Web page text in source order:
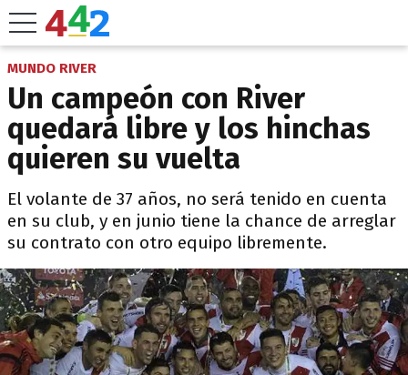
MUNDO RIVER
Un campeón con River
quedará libre y los hinchas
quieren su vuelta
El volante de 37 años, no será tenido en cuenta
en su club, y en junio tiene la chance de arreglar
su contrato con otro equipo libremente.